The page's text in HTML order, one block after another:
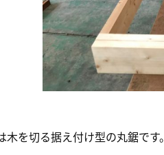
を切る据え付け型の丸鋸です。